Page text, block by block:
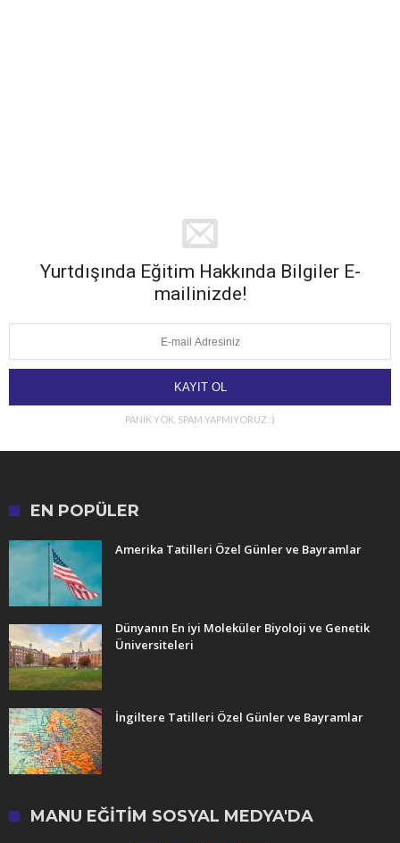
Yurtdışında Eğitim Hakkında Bilgiler E-
mailinizde!
PANİK YOK. SPAM YAPMIYORUZ :)
EN POPÜLER
Amerika Tatilleri Özel Günler ve Bayramlar
Dünyanın En iyi Moleküler Biyoloji ve Genetik
Üniversiteleri
İngiltere Tatilleri Özel Günler ve Bayramlar
MANU EĞITIM SOSYAL MEDYA'DA